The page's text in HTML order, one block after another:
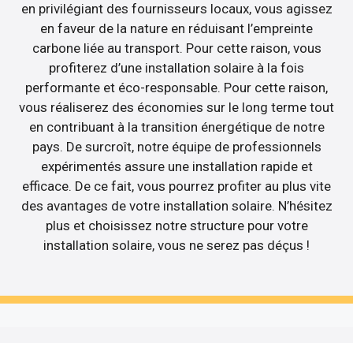
en privilégiant des fournisseurs locaux, vous agissez
en faveur de la nature en réduisant l’empreinte
carbone liée au transport. Pour cette raison, vous
profiterez d’une installation solaire à la fois
performante et éco-responsable. Pour cette raison,
vous réaliserez des économies sur le long terme tout
en contribuant à la transition énergétique de notre
pays. De surcroît, notre équipe de professionnels
expérimentés assure une installation rapide et
efficace. De ce fait, vous pourrez profiter au plus vite
des avantages de votre installation solaire. N’hésitez
plus et choisissez notre structure pour votre
installation solaire, vous ne serez pas déçus !